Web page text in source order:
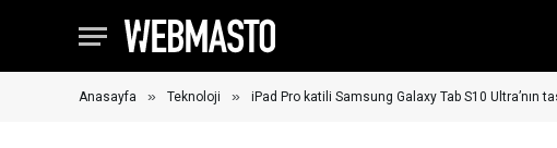
Anasayfa » Teknoloji » iPad Pro katili Samsung Galaxy Tab S10 Ultra’nın